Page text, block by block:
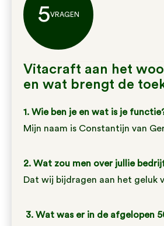
5VRAGEN
Vitacraft aan het
en wat brengt de
1. Wie ben je en wat is je
Mijn naam is Constantijn van
2. Wat zou men over jullie
Dat wij bijdragen aan het geluk
3. Wat was er in de afgelopen